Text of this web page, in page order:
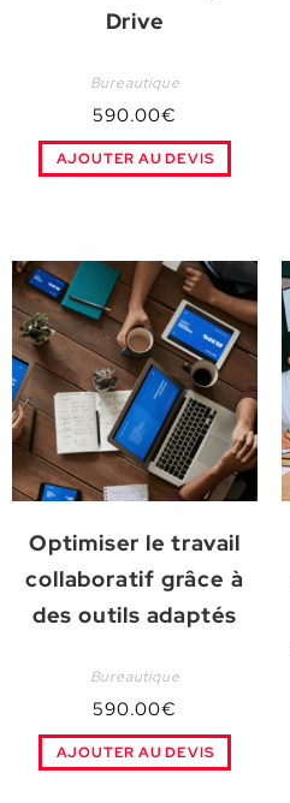
Drive
Bureautique
590.00€
AJOUTER AU DEVIS
Optimiser le travail
collaboratif grâce à
des outils adaptés
Bureautique
590.00€
AJOUTER AU DEVIS